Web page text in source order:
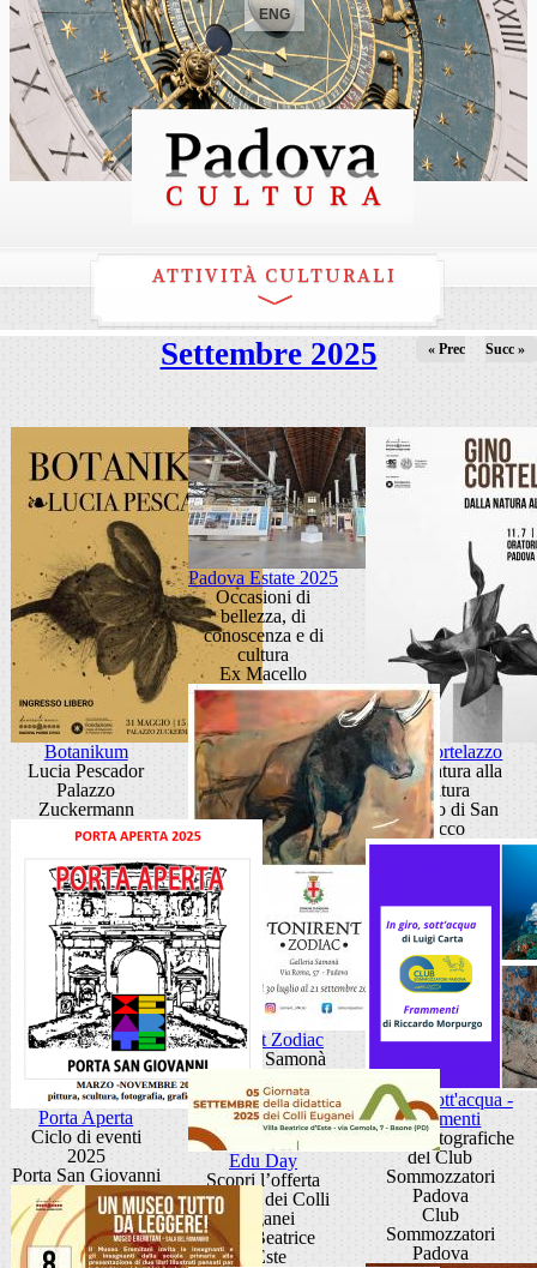
ENG
ATTIVITÀ CULTURALI
Settembre 2025 « Prec Succ »
Botanikum
Lucia Pescador
Palazzo
Zuckermann
Padova Estate 2025
Occasioni di
bellezza, di
conoscenza e di
cultura
Ex Macello
Gino Cortelazzo
Dalla natura alla
scultura
Oratorio di San
Rocco
Tonirent Zodiac
Galleria Samonà
Porta Aperta
Ciclo di eventi
2025
Porta San Giovanni
In giro, sott'acqua -
Frammenti
Mostre fotografiche
del Club
Sommozzatori
Padova
Club
Sommozzatori
Padova
Edu Day
Scopri l’offerta
didattica dei Colli
Euganei
Villa Beatrice
d'Este